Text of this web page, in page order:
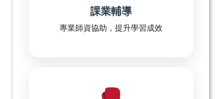
課業輔導
專業師資協助，提升學習成效